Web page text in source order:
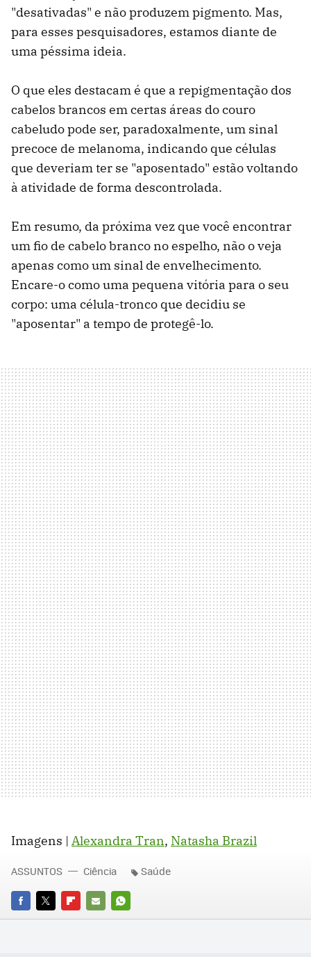
"desativadas" e não produzem pigmento. Mas,
para esses pesquisadores, estamos diante de
uma péssima ideia.
O que eles destacam é que a repigmentação dos
cabelos brancos em certas áreas do couro
cabeludo pode ser, paradoxalmente, um sinal
precoce de melanoma, indicando que células
que deveriam ter se "aposentado" estão voltando
à atividade de forma descontrolada.
Em resumo, da próxima vez que você encontrar
um fio de cabelo branco no espelho, não o veja
apenas como um sinal de envelhecimento.
Encare-o como uma pequena vitória para o seu
corpo: uma célula-tronco que decidiu se
"aposentar" a tempo de protegê-lo.
Imagens | Alexandra Tran, Natasha Brazil
FACEBOOK
TWITTERFLIPBOARD
E-
WHATSAPP
ASSUNTOS Ciência Saúde